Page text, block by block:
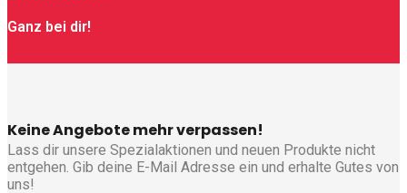
Ganz bei dir!
Keine Angebote mehr verpassen!
Lass dir unsere Spezialaktionen und neuen Produkte nicht
entgehen. Gib deine E-Mail Adresse ein und erhalte Gutes von
uns!